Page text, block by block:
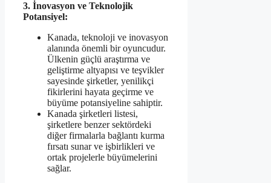
3. İnovasyon ve Teknolojik
Potansiyel:
Kanada, teknoloji ve inovasyon
alanında önemli bir oyuncudur.
Ülkenin güçlü araştırma ve
geliştirme altyapısı ve teşvikler
sayesinde şirketler, yenilikçi
fikirlerini hayata geçirme ve
büyüme potansiyeline sahiptir.
Kanada şirketleri listesi,
şirketlere benzer sektördeki
diğer firmalarla bağlantı kurma
fırsatı sunar ve işbirlikleri ve
ortak projelerle büyümelerini
sağlar.